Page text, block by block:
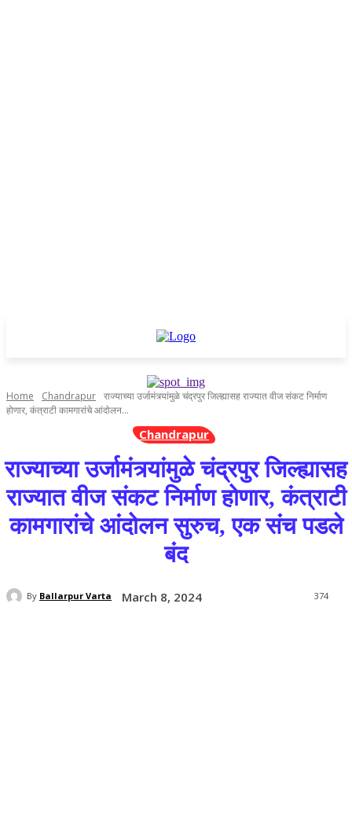
Home Chandrapur राज्याच्या उर्जामंत्र्यांमुळे चंद्रपुर जिल्ह्यासह राज्यात वीज संकट निर्माण
होणार, कंत्राटी कामगारांचे आंदोलन...
Chandrapur
राज्याच्या उर्जामंत्र्यांमुळे चंद्रपुर जिल्ह्यासह
राज्यात वीज संकट निर्माण होणार, कंत्राटी
कामगारांचे आंदोलन सुरुच, एक संच पडले
बंद
By Ballarpur Varta March 8, 2024 374